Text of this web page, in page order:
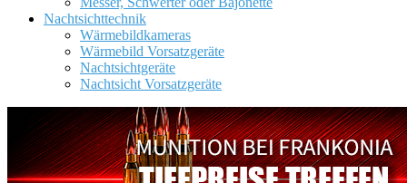
Nachtsichttechnik
Wärmebildkameras
Wärmebild Vorsatzgeräte
Nachtsichtgeräte
Nachtsicht Vorsatzgeräte